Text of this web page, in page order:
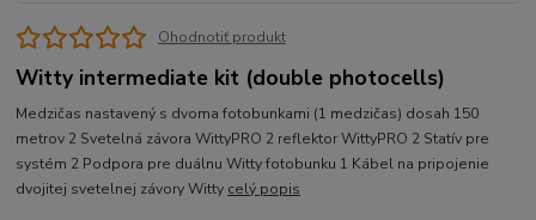
Ohodnotiť produkt
Witty intermediate kit (double photocells)
Medzičas nastavený s dvoma fotobunkami (1 medzičas) dosah 150
metrov 2 Svetelná závora WittyPRO 2 reflektor WittyPRO 2 Statív pre
systém 2 Podpora pre duálnu Witty fotobunku 1 Kábel na pripojenie
dvojitej svetelnej závory Witty celý popis